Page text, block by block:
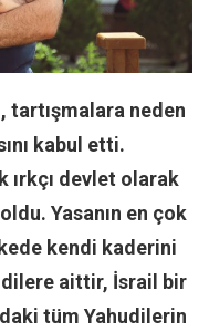
tartışmalara neden
kabul etti.
ırkçı devlet olarak
Yasanın en çok
kendi kaderini
aittir, İsrail bir
tüm Yahudilerin